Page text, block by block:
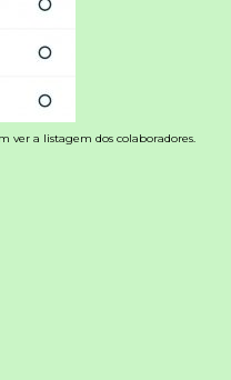
ver a listagem dos colaboradores.